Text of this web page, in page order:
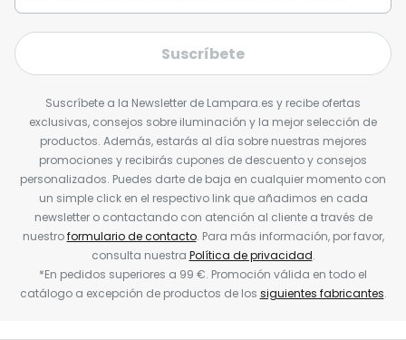
Suscríbete
Suscríbete a la Newsletter de Lampara.es y recibe ofertas
exclusivas, consejos sobre iluminación y la mejor selección de
productos. Además, estarás al día sobre nuestras mejores
promociones y recibirás cupones de descuento y consejos
personalizados. Puedes darte de baja en cualquier momento con
un simple click en el respectivo link que añadimos en cada
newsletter o contactando con atención al cliente a través de
nuestroformulario de contacto. Para más información, por favor,
consulta nuestra Política de privacidad.
*En pedidos superiores a 99 €. Promoción válida en todo el
catálogo a excepción de productos de los siguientes fabricantes.